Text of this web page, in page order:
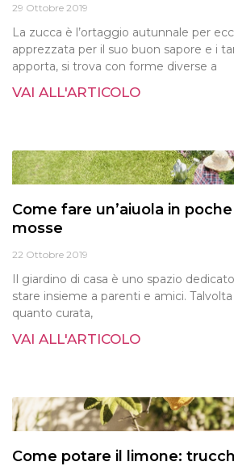
29 Ottobre 2019
La zucca è l’ortaggio autunnale per
apprezzata per il suo buon sapore e i
apporta, si trova con forme diverse a
VAI ALL'ARTICOLO
Come fare un’aiuola in
mosse
22 Ottobre 2019
Il giardino di casa è uno spazio
stare insieme a parenti e amici.
quanto curata,
VAI ALL'ARTICOLO
Come potare il limone: